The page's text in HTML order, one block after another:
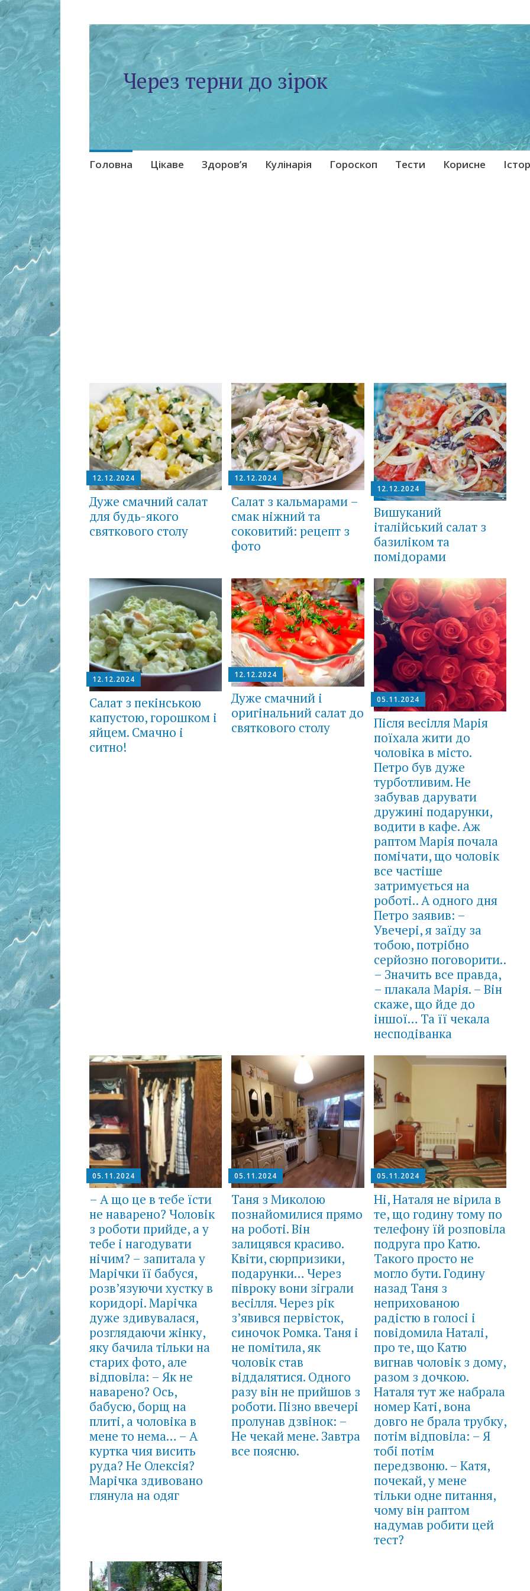
Через терни до зірок
Skip
Головна Цікаве Здоров’я Кулінарія Гороскоп Тести Корисне
12.12.2024
Дуже смачний салат
для будь-якого
святкового столу
12.12.2024
Салат з кальмарами –
смак ніжний та
соковитий: рецепт з
фото
12.12.2024
Вишуканий
італійський салат з
базиліком та
помідорами
12.12.2024
Салат з пекінською
капустою, горошком і
яйцем. Смачно і
ситно!
12.12.2024
Дуже смачний і
оригінальний салат до
святкового столу
05.11.2024
Після весілля Марія
поїхала жити до
чоловіка в місто.
Петро був дуже
турботливим. Не
забував дарувати
дружині подарунки,
водити в кафе. Аж
раптом Марія почала
помічати, що чоловік
все частіше
затримується на
роботі.. А одного дня
Петро заявив: –
Увечері, я заїду за
тобою, потрібно
серйозно поговорити..
– Значить все правда,
– плакала Марія. – Він
скаже, що йде до
іншої… Та її чекала
несподіванка
05.11.2024
– А що це в тебе їсти
не наварено? Чоловік
з роботи прийде, а у
тебе і нагодувати
нічим? – запитала у
Марічки її бабуся,
розв’язуючи хустку в
коридорі. Марічка
дуже здивувалася,
розглядаючи жінку,
яку бачила тільки на
старих фото, але
відповіла: – Як не
наварено? Ось,
бабусю, борщ на
плиті, а чоловіка в
мене то нема… – А
куртка чия висить
руда? Не Олексія?
Марічка здивовано
глянула на одяг
05.11.2024
Таня з Миколою
познайомилися прямо
на роботі. Він
залицявся красиво.
Квіти, сюрпризики,
подарунки… Через
півроку вони зіграли
весілля. Через рік
з’явився первісток,
синочок Ромка. Таня і
не помітила, як
чоловік став
віддалятися. Одного
разу він не прийшов з
роботи. Пізно ввечері
пролунав дзвінок: –
Не чекай мене. Завтра
все поясню.
05.11.2024
Ні, Наталя не вірила в
те, що годину тому по
телефону їй розповіла
подруга про Катю.
Такого просто не
могло бути. Годину
назад Таня з
неприхованою
радістю в голосі і
повідомила Наталі,
про те, що Катю
вигнав чоловік з дому,
разом з дочкою.
Наталя тут же набрала
номер Каті, вона
довго не брала трубку,
потім відповіла: – Я
тобі потім
передзвоню. – Катя,
почекай, у мене
тільки одне питання,
чому він раптом
надумав робити цей
тест?